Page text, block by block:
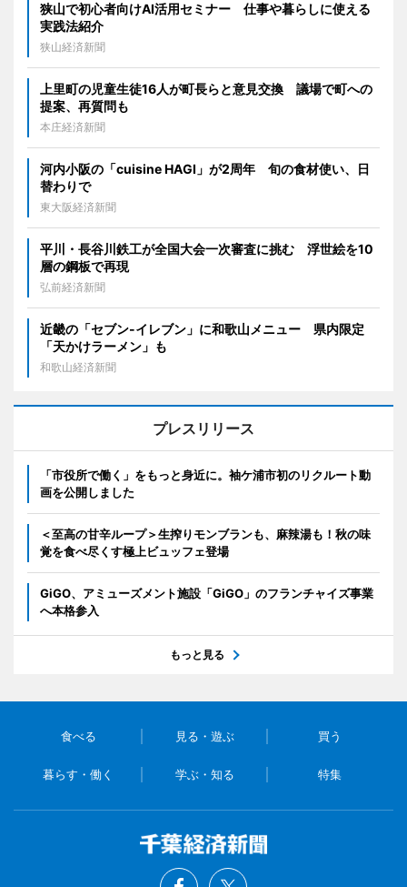
狭山で初心者向けAI活用セミナー 仕事や暮らしに使える
実践法紹介
狭山経済新聞
上里町の児童生徒16人が町長らと意見交換 議場で町への
提案、再質問も
本庄経済新聞
河内小阪の「cuisine HAGI」が2周年 旬の食材使い、日
替わりで
東大阪経済新聞
平川・長谷川鉄工が全国大会一次審査に挑む 浮世絵を10
層の鋼板で再現
弘前経済新聞
近畿の「セブン-イレブン」に和歌山メニュー 県内限定
「天かけラーメン」も
和歌山経済新聞
プレスリリース
「市役所で働く」をもっと身近に。袖ケ浦市初のリクルート動
画を公開しました
＜至高の甘辛ループ＞生搾りモンブランも、麻辣湯も！秋の味
覚を食べ尽くす極上ビュッフェ登場
GiGO、アミューズメント施設「GiGO」のフランチャイズ事業
へ本格参入
もっと見る
食べる 見る・遊ぶ 買う
暮らす・働く 学ぶ・知る 特集